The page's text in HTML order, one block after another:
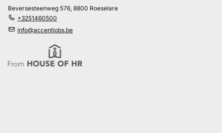
Beversesteenweg 576, 8800 Roeselare
+3251460500
info@accentjobs.be